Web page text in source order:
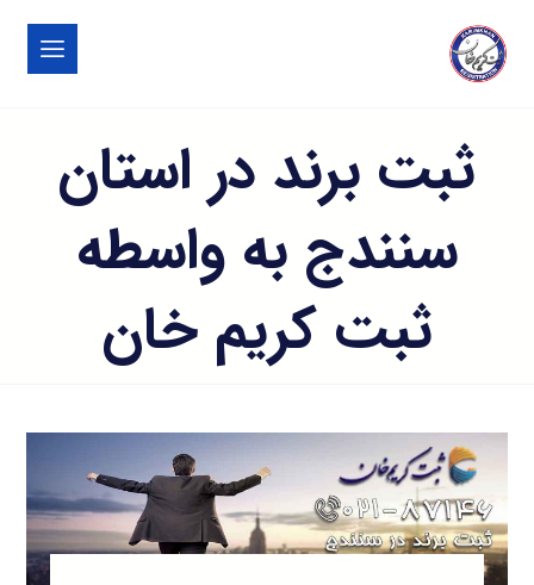
ثبت برند در استان
سنندج به واسطه
ثبت کریم خان